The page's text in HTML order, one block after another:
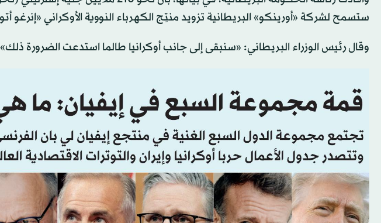
ستسمح لشركة «أورينكو» البريطانية تزويد منتِج الكهرباء النووية الأوكراني «إنرغو
وقال رئيس الوزراء البريطاني: «سنبقى إلى جانب أوكرانيا طالما استدعت الضرورة